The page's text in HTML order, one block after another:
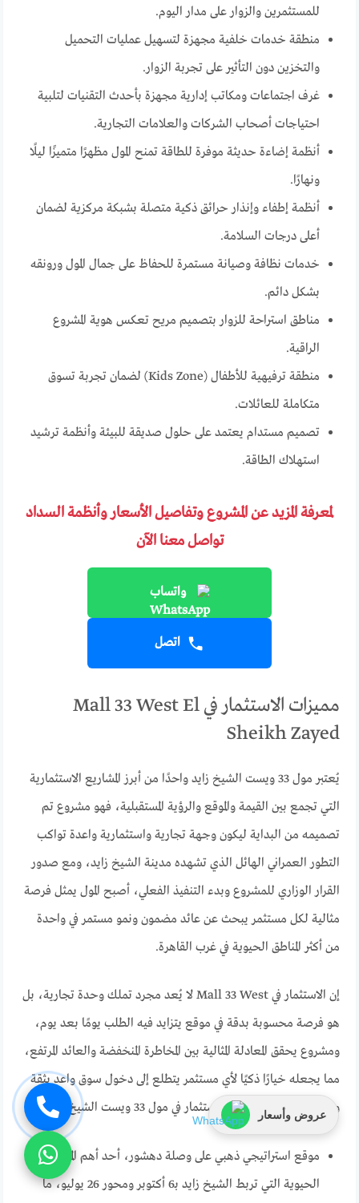
للمستثمرين والزوار على مدار اليوم.
منطقة خدمات خلفية مجهزة لتسهيل عمليات التحميل
والتخزين دون التأثير على تجربة الزوار.
غرف اجتماعات ومكاتب إدارية مجهزة بأحدث التقنيات لتلبية
احتياجات أصحاب الشركات والعلامات التجارية.
أنظمة إضاءة حديثة موفرة للطاقة تمنح المول مظهرًا متميزًا ليلًا
ونهارًا.
أنظمة إطفاء وإنذار حرائق ذكية متصلة بشبكة مركزية لضمان
أعلى درجات السلامة.
خدمات نظافة وصيانة مستمرة للحفاظ على جمال المول ورونقه
بشكل دائم.
مناطق استراحة للزوار بتصميم مريح تعكس هوية المشروع
الراقية.
منطقة ترفيهية للأطفال (Kids Zone) لضمان تجربة تسوق
متكاملة للعائلات.
تصميم مستدام يعتمد على حلول صديقة للبيئة وأنظمة ترشيد
استهلاك الطاقة.
لمعرفة المزيد عن المشروع وتفاصيل الأسعار وأنظمة السداد
تواصل معنا الآن
واتساب
اتصل
مميزات الاستثمار في Mall 33 West El
Sheikh Zayed
يُعتبر مول 33 ويست الشيخ زايد واحدًا من أبرز المشاريع الاستثمارية
التي تجمع بين القيمة والموقع والرؤية المستقبلية، فهو مشروع تم
تصميمه من البداية ليكون وجهة تجارية واستثمارية واعدة تواكب
التطور العمراني الهائل الذي تشهده مدينة الشيخ زايد، ومع صدور
القرار الوزاري للمشروع وبدء التنفيذ الفعلي، أصبح المول يمثل فرصة
مثالية لكل مستثمر يبحث عن عائد مضمون ونمو مستمر في واحدة
من أكثر المناطق الحيوية في غرب القاهرة.
إن الاستثمار في Mall 33 West لا يُعد مجرد تملك وحدة تجارية، بل
هو فرصة محسوبة بدقة في موقع يتزايد فيه الطلب يومًا بعد يوم،
ومشروع يحقق المعادلة المثالية بين المخاطرة المنخفضة والعائد المرتفع،
مما يجعله خيارًا ذكيًا لأي مستثمر يتطلع إلى دخول سوق واعد بثقة
واستقرار، وأهم مميزات الاستثمار في مول 33 ويست الشيخ زايد:
موقع استراتيجي ذهبي على وصلة دهشور، أحد أهم المحاور
الحيوية التي تربط الشيخ زايد بـ6 أكتوبر ومحور 26 يوليو، ما
عروض وأسعار